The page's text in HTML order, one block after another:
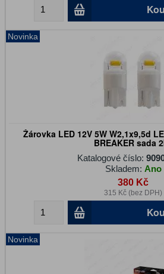
Novinka
Žárovka LED 12V 5W W2,1x9,5d
BREAKER sada
Katalogové číslo:
Skladem: Ano
380 Kč
315 Kč (bez DPH)
Novinka